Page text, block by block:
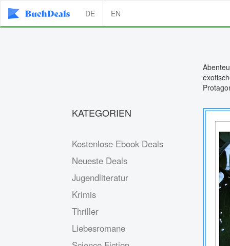
DE EN
KATEGORIEN
Kostenlose Ebook Deals
Neueste Deals
Jugendliteratur
Krimis
Thriller
Liebesromane